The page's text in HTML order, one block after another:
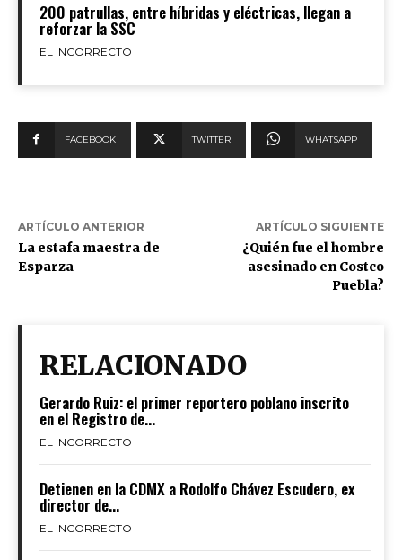
200 patrullas, entre híbridas y eléctricas, llegan a
reforzar la SSC
EL INCORRECTO
FACEBOOK TWITTER WHATSAPP
ARTÍCULO ANTERIOR
La estafa maestra de
Esparza
ARTÍCULO SIGUIENTE
¿Quién fue el hombre
asesinado en Costco
Puebla?
RELACIONADO
Gerardo Ruiz: el primer reportero poblano inscrito
en el Registro de...
EL INCORRECTO
Detienen en la CDMX a Rodolfo Chávez Escudero, ex
director de...
EL INCORRECTO